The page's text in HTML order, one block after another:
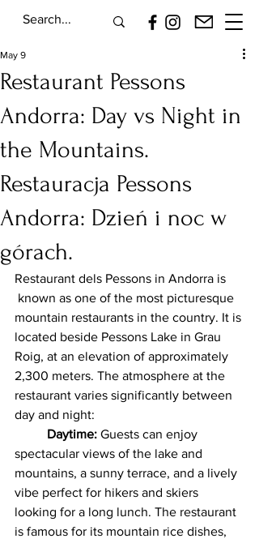
Restaurant Pessons
Andorra: Day vs Night in
the Mountains.
Restauracja Pessons
Andorra: Dzień i noc w
górach.
May 9
Restaurant dels Pessons in Andorra is
known as one of the most picturesque
mountain restaurants in the country. It is
located beside Pessons Lake in Grau
Roig, at an elevation of approximately
2,300 meters. The atmosphere at the
restaurant varies significantly between
day and night:
Daytime: Guests can enjoy
spectacular views of the lake and
mountains, a sunny terrace, and a lively
vibe perfect for hikers and skiers
looking for a long lunch. The restaurant
is famous for its mountain rice dishes,